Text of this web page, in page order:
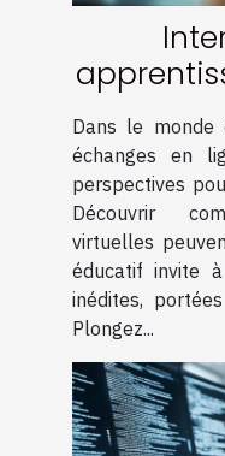
de la
Dans le monde
échanges en
perspectives
Découvrir
virtuelles
éducatif invite
inédites,
Plongez...